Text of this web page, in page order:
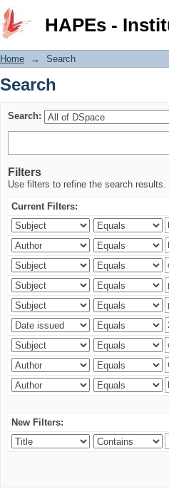
HAPEs -
Search
Home → Search
Search
Search:
Filters
Use filters to refine the search results.
Current Filters:
New Filters: